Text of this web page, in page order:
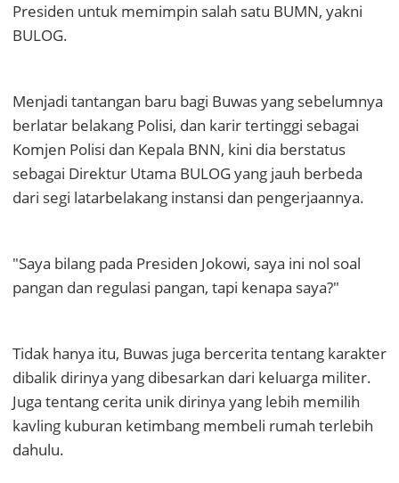
Presiden untuk memimpin salah satu BUMN, yakni
BULOG.
Menjadi tantangan baru bagi Buwas yang sebelumnya
berlatar belakang Polisi, dan karir tertinggi sebagai
Komjen Polisi dan Kepala BNN, kini dia berstatus
sebagai Direktur Utama BULOG yang jauh berbeda
dari segi latarbelakang instansi dan pengerjaannya.
"Saya bilang pada Presiden Jokowi, saya ini nol soal
pangan dan regulasi pangan, tapi kenapa saya?"
Tidak hanya itu, Buwas juga bercerita tentang karakter
dibalik dirinya yang dibesarkan dari keluarga militer.
Juga tentang cerita unik dirinya yang lebih memilih
kavling kuburan ketimbang membeli rumah terlebih
dahulu.